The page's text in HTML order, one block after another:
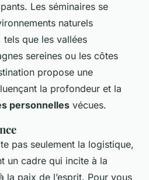
Les séminaires se
naturels
tels que les vallées
sereines ou les côtes
propose une
la profondeur et la
personnelles vécues.
pas seulement la logistique,
un cadre qui incite à la
la paix de l’esprit. Pour vous